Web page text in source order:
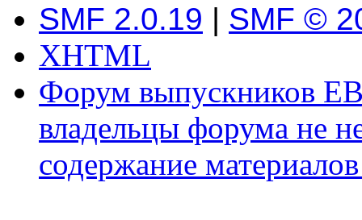
SMF 2.0.19 | SMF ©
XHTML
Форум выпускников
владельцы форума не
содержание